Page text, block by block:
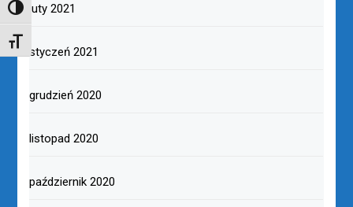
TOGGLE HIGH CONTRAST
TOGGLE FONT SIZE
luty 2021
styczeń 2021
grudzień 2020
listopad 2020
październik 2020